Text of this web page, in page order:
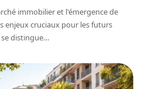
immobilier et l'émergence de
enjeux cruciaux pour les futurs
se distingue…